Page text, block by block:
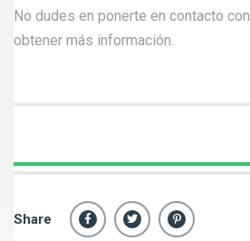
No dudes en ponerte en contacto con
obtener más información.
Share